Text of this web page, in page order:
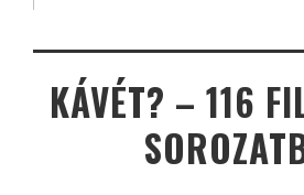
KÁVÉT? – 116